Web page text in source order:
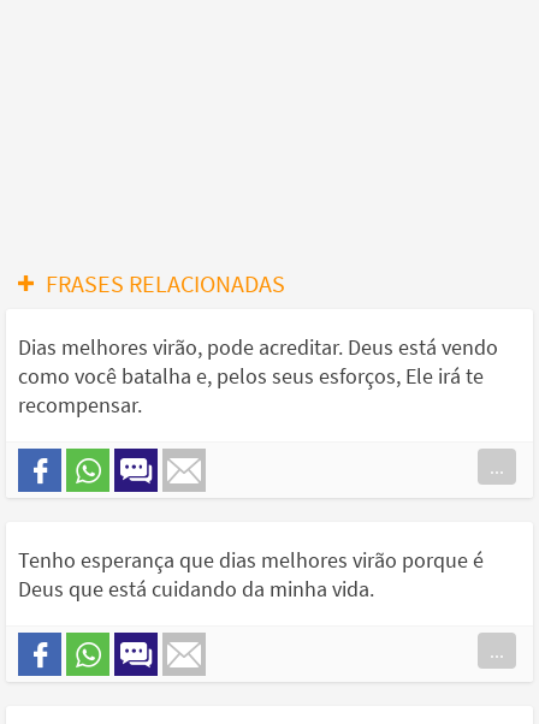
FRASES RELACIONADAS
Dias melhores virão, pode acreditar. Deus está vendo
como você batalha e, pelos seus esforços, Ele irá te
recompensar.
...
Tenho esperança que dias melhores virão porque é
Deus que está cuidando da minha vida.
...